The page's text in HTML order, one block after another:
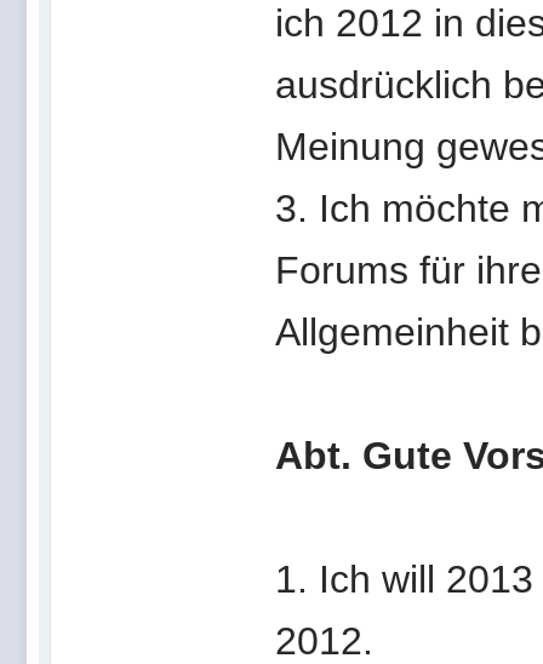
ich 2012 in
ausdrücklich
Meinung
3. Ich möchte
Forums für
Allgemeinheit
Abt. Gute
1. Ich will
2012.